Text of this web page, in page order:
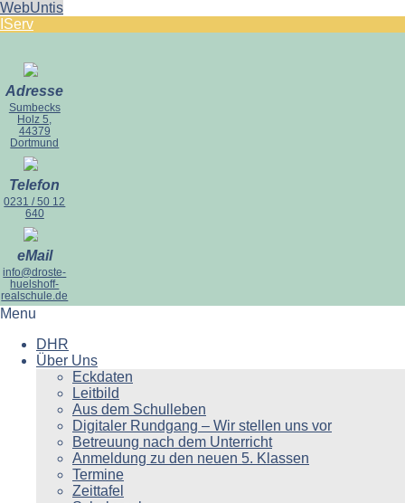
WebUntis
IServ
Adresse
Sumbecks
Holz 5,
44379
Dortmund
Telefon
0231 / 50 12
640
eMail
info@droste-
huelshoff-
realschule.de
Menu
DHR
Über Uns
Eckdaten
Leitbild
Aus dem Schulleben
Digitaler Rundgang – Wir stellen uns vor
Betreuung nach dem Unterricht
Anmeldung zu den neuen 5. Klassen
Termine
Zeittafel